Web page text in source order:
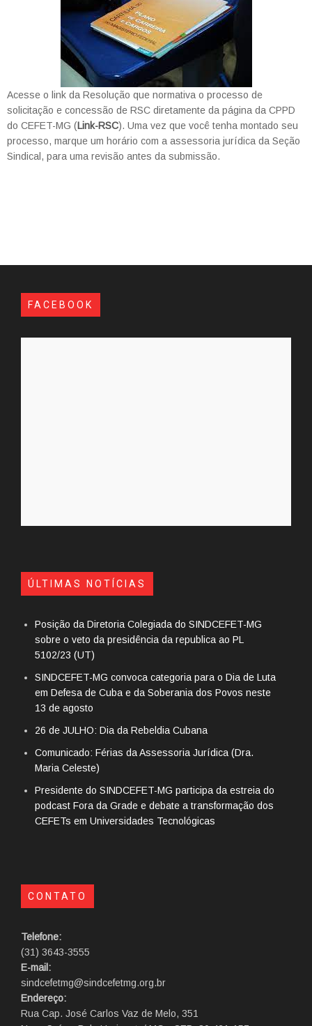
Acesse o link da Resolução que normativa o processo de
solicitação e concessão de RSC diretamente da página da CPPD
do CEFET-MG (Link-RSC). Uma vez que você tenha montado seu
processo, marque um horário com a assessoria jurídica da Seção
Sindical, para uma revisão antes da submissão.
FACEBOOK
ÚLTIMAS NOTÍCIAS
Posição da Diretoria Colegiada do SINDCEFET-MG
sobre o veto da presidência da republica ao PL
5102/23 (UT)
SINDCEFET-MG convoca categoria para o Dia de Luta
em Defesa de Cuba e da Soberania dos Povos neste
13 de agosto
26 de JULHO: Dia da Rebeldia Cubana
Comunicado: Férias da Assessoria Jurídica (Dra.
Maria Celeste)
Presidente do SINDCEFET-MG participa da estreia do
podcast Fora da Grade e debate a transformação dos
CEFETs em Universidades Tecnológicas
CONTATO
Telefone:
(31) 3643-3555
E-mail:
sindcefetmg@sindcefetmg.org.br
Endereço:
Rua Cap. José Carlos Vaz de Melo, 351